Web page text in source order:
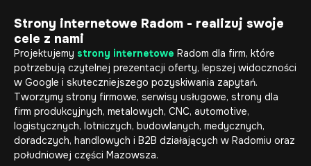
Strony internetowe Radom - realizuj swoje
cele z nami
Projektujemy strony internetowe Radom dla firm, które
potrzebują czytelnej prezentacji oferty, lepszej widoczności
w Google i skuteczniejszego pozyskiwania zapytań.
Tworzymy strony firmowe, serwisy usługowe, strony dla
firm produkcyjnych, metalowych, CNC, automotive,
logistycznych, lotniczych, budowlanych, medycznych,
doradczych, handlowych i B2B działających w Radomiu oraz
południowej części Mazowsza.